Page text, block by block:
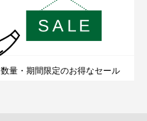
数量・期間限定のお得なセール